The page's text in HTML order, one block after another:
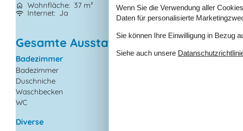
Wohnfläche
37 m²
Entfernung Wasser
50
Internet Ja Eingezäunter Bereich
Gesamte Ausstattung
Badezimmer
Badezimmer
Duschniche
Waschbecken
WC
Diverse
Draußen
Wenn Sie die Verwendung aller
Daten für personalisierte
Sie können Ihre Einwilligung in Bezug
Siehe auch unsere